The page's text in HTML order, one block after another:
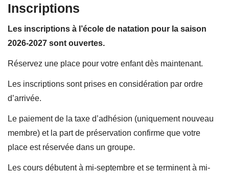
Inscriptions
Les inscriptions à l’école de natation pour la saison
2026-2027 sont ouvertes.
Réservez une place pour votre enfant dès maintenant.
Les inscriptions sont prises en considération par ordre
d’arrivée.
Le paiement de la taxe d’adhésion (uniquement nouveau
membre) et la part de préservation confirme que votre
place est réservée dans un groupe.
Les cours débutent à mi-septembre et se terminent à mi-